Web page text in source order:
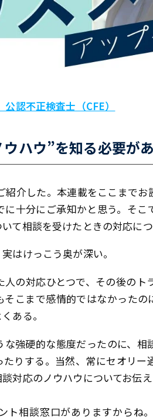
認不正検査士（CFE）
ハウ”を知る必要が
介した。本連載をここまで
十分にご承知かと思う。そ
て相談を受けたときの対応につ
はけっこう奥が深い。
の対応ひとつで、その後の
こまで感情的ではなかった
ある。
強硬的な態度だったのに、
りする。当然、常にセオリ
対応のノウハウについてお伝え
ト相談窓口がありますからね